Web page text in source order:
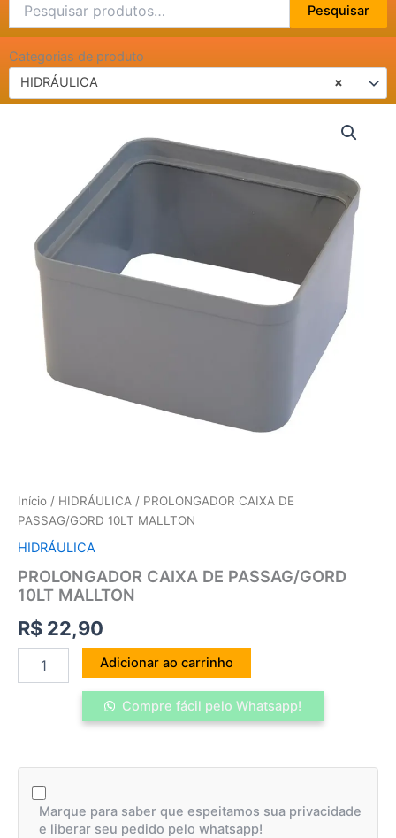
por:
Pesquisar
Categorias de produto
×
HIDRÁULICA
Início / HIDRÁULICA / PROLONGADOR CAIXA DE
PASSAG/GORD 10LT MALLTON
HIDRÁULICA
PROLONGADOR CAIXA DE PASSAG/GORD
10LT MALLTON
R$ 22,90
PASSAG/GORD
MALLTON
quantidade
Adicionar ao carrinho
Compre fácil pelo Whatsapp!
Marque para saber que espeitamos sua privacidade
e liberar seu pedido pelo whatsapp!